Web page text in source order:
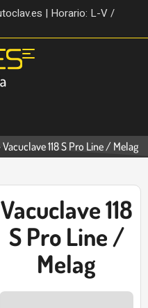
| Horario: L-V /
Vacuclave 118 S Pro Line / Melag
Vacuclave 118
S Pro Line /
Melag